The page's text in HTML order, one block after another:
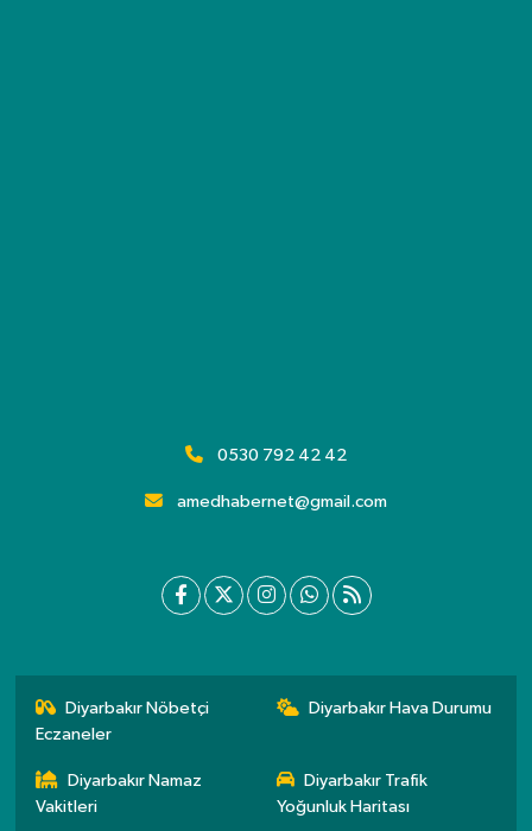
0530 792 42 42
amedhabernet@gmail.com
Diyarbakır Nöbetçi
Eczaneler
Diyarbakır Hava Durumu
Diyarbakır Namaz
Vakitleri
Diyarbakır Trafik
Yoğunluk Haritası